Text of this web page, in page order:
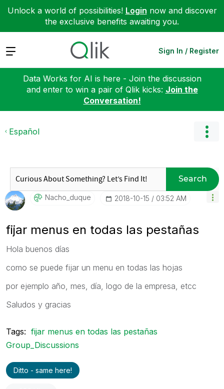
Unlock a world of possibilities! Login now and discover
the exclusive benefits awaiting you.
Expand Sign In / Register
Data Works for AI is here - Join the discussion
and enter to win a pair of Qlik kicks: Join the
Conversation!
Español
Search
Nacho_duque ‎2018-10-15 03:52 AM
fijar menus en todas las pestañas
Hola buenos días
como se puede fijar un menu en todas las hojas
por ejemplo año, mes, día, logo de la empresa, etcc
Saludos y gracias
Tags: fijar menus en todas las pestañas
Group_Discussions
Ditto - same here!